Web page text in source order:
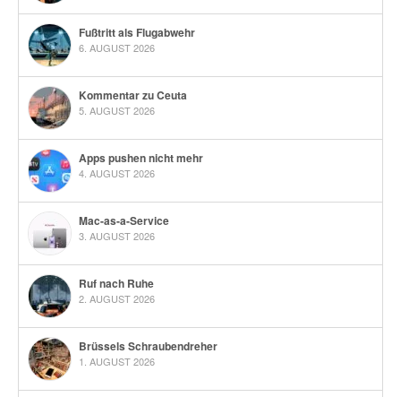
Fußtritt als Flugabwehr
6. AUGUST 2026
Kommentar zu Ceuta
5. AUGUST 2026
Apps pushen nicht mehr
4. AUGUST 2026
Mac-as-a-Service
3. AUGUST 2026
Ruf nach Ruhe
2. AUGUST 2026
Brüssels Schraubendreher
1. AUGUST 2026